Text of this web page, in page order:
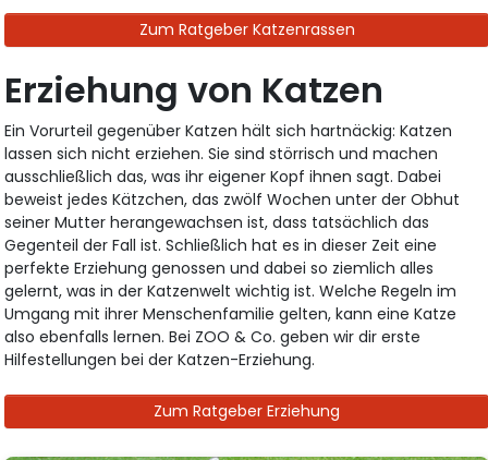
Zum Ratgeber Katzenrassen
Erziehung von Katzen
Ein Vorurteil gegenüber Katzen hält sich hartnäckig: Katzen
lassen sich nicht erziehen. Sie sind störrisch und machen
ausschließlich das, was ihr eigener Kopf ihnen sagt. Dabei
beweist jedes Kätzchen, das zwölf Wochen unter der Obhut
seiner Mutter herangewachsen ist, dass tatsächlich das
Gegenteil der Fall ist. Schließlich hat es in dieser Zeit eine
perfekte Erziehung genossen und dabei so ziemlich alles
gelernt, was in der Katzenwelt wichtig ist. Welche Regeln im
Umgang mit ihrer Menschenfamilie gelten, kann eine Katze
also ebenfalls lernen. Bei ZOO & Co. geben wir dir erste
Hilfestellungen bei der Katzen-Erziehung.
Zum Ratgeber Erziehung